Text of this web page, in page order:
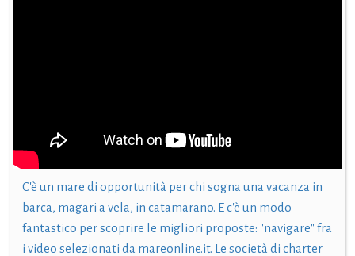
C'è un mare di opportunità per chi sogna una vacanza in
barca, magari a vela, in catamarano. E c'è un modo
fantastico per scoprire le migliori proposte: "navigare" fra
i video selezionati da mareonline.it. Le società di charter